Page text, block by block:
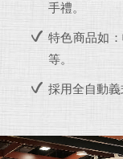
手禮。
特色商品如
等。
採用全自動義